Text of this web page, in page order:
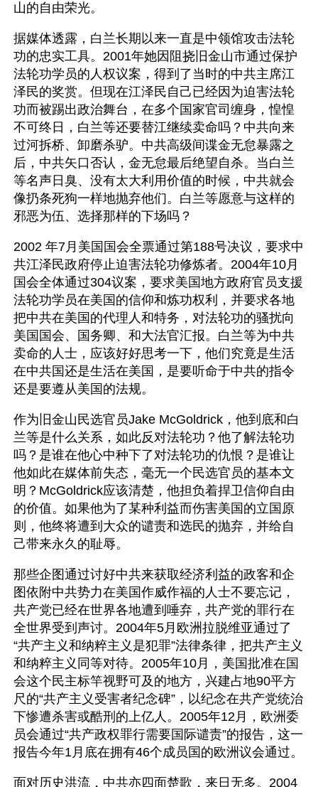
山的自由荣光。
据媒体透露，白兰长期以来一直是中领馆攻击法轮
功的忠实工具。2001年她因阻挠旧金山市通过保护
法轮功学员的人权议案，得到了当时的中共主席江
泽民的奖赏。但现在江泽民自己已经因为迫害法轮
功而被踢出政治舞台，在多个国家官司缠身，惶惶
不可终日，白兰等还要替江继续卖命吗？中共向来
过河拆桥、卸磨杀驴。中共高级间谍金无怠暴露之
后，中共矢口否认，金无怠最后绝望自杀。当白兰
等名声日臭、没有太大利用价值的时候，中共就会
像扔条死狗一样地抛弃他们。白兰等愿意与这样的
邪恶为伍、选择那样的下场吗？
2002 年7月美国国会全票通过第188号决议，要求中
共江泽民政府停止迫害法轮功修炼者。2004年10月
国会全体通过304议案，要求美国地方政府官员支援
法轮功学员在美国的信仰和炼功权利，并要求各地
把中共在美国的代理人和特务，对法轮功的骚扰向
美国国会、国务卿、和大法官汇报。白兰等为中共
卖命的人士，应该好好思考一下，他们究竟是生活
在中共国还是生活在美国，是要听命于中共的指令
还是要遵从美国的法规。
作为旧金山民选官员Jake McGoldrick，他到底和白
兰等是什么关系，如此反对法轮功？他了解法轮功
吗？是谁在他心中种下了对法轮功的仇恨？是谁让
他如此在媒体前失态，毫无一个民选官员的基本文
明？McGoldrick应该清楚，他担负着捍卫信仰自由
的价值。如果他为了某种利益而伤害美国的立国原
则，他终将遭到大众的谴责和选民的抛弃，并给自
己带来永久的耻辱。
那些企图通过讨好中共来获取经济利益的政客和企
图依附中共势力在美国作威作福的人士不要忘记，
共产党已经在世界各地遭到唾弃，共产党的罪行在
全世界受到声讨。2004年5月欧洲拉脱维亚通过了
“共产主义和纳粹主义是犯罪”法律条律，把共产主义
和纳粹主义同等对待。2005年10月，美国批准在国
会这个民主标竿视野可及的地方，兴建占地90平方
尺的“共产主义受害者纪念碑”，以纪念在共产党统治
下惨遭杀害或酷刑的上亿人。2005年12月，欧洲委
员会通过“共产政权罪行需要国际谴责”的报告，这一
报告今年1月底在拥有46个成员国的欧洲议会通过。
面对历史洪流，中共亦四面楚歌，来日无多。2004